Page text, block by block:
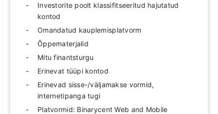
Investorite poolt klassifitseeritud hajutatud
kontod
Omandatud kauplemisplatvorm
Õppematerjalid
Mitu finantsturgu
Erinevat tüüpi kontod
Erinevad sisse-/väljamakse vormid,
internetipanga tugi
Platvormid: Binarycent Web and Mobile